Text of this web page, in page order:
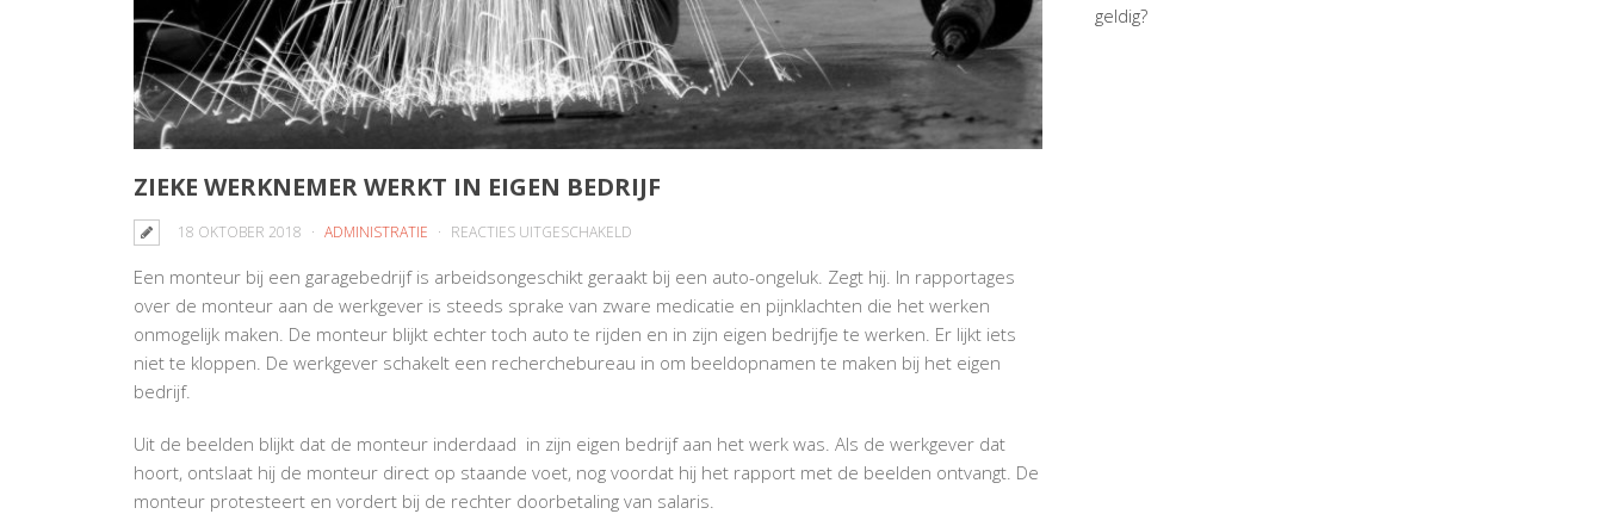
ZIEKE WERKNEMER WERKT IN EIGEN BEDRIJF
18 OKTOBER 2018 ADMINISTRATIE REACTIES UITGESCHAKELD
WERKNEMER
WERKT
IN
EIGEN
Een monteur bij een garagebedrijf is arbeidsongeschikt geraakt bij een auto-ongeluk. Zegt hij. In rapportages
over de monteur aan de werkgever is steeds sprake van zware medicatie en pijnklachten die het werken
onmogelijk maken. De monteur blijkt echter toch auto te rijden en in zijn eigen bedrijfje te werken. Er lijkt iets
niet te kloppen. De werkgever schakelt een recherchebureau in om beeldopnamen te maken bij het eigen
bedrijf.
Uit de beelden blijkt dat de monteur inderdaad in zijn eigen bedrijf aan het werk was. Als de werkgever dat
hoort, ontslaat hij de monteur direct op staande voet, nog voordat hij het rapport met de beelden ontvangt. De
monteur protesteert en vordert bij de rechter doorbetaling van salaris.
geldig?